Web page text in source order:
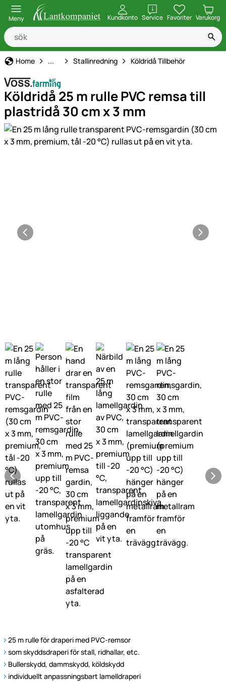
Meny Kundkonto ServiceöppnaFavoriter Varukorg
Home Stall & djurtillbehör
... Stallinredning Köldridå Tillbehör
Köldridå 25 m rulle PVC remsa till
plastridå 30 cm x 3 mm
Produktgaleri
25 m rulle för draperi med PVC-remsor
som skyddsdraperi för stall, ridhallar, etc.
Bullerskydd, dammskydd, köldskydd
individuellt anpassningsbart lamelldraperi